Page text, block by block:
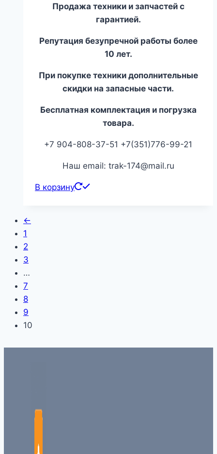
Продажа техники и запчастей с
гарантией.
Репутация безупречной работы более
10 лет.
При покупке техники дополнительные
скидки на запасные части.
Бесплатная комплектация и погрузка
товара.
+7 904-808-37-51 +7(351)776-99-21
Наш email: trak-174@mail.ru
В корзину
←
1
2
3
…
7
8
9
10